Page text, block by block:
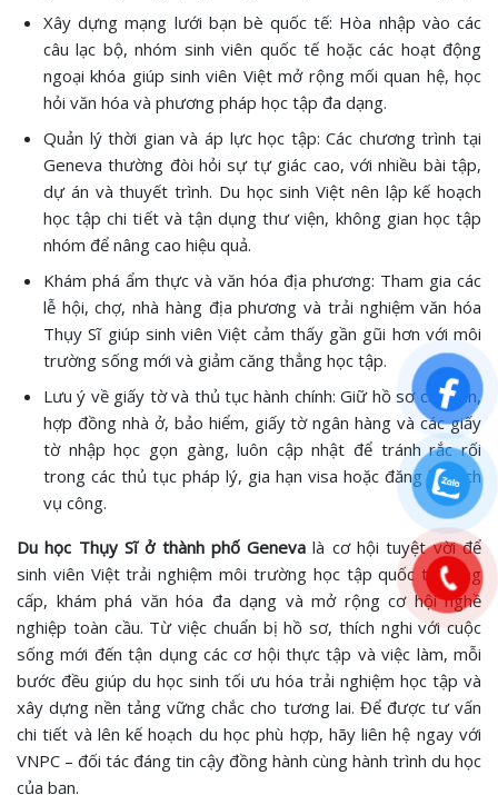
Xây dựng mạng lưới bạn bè quốc tế: Hòa nhập vào các
câu lạc bộ, nhóm sinh viên quốc tế hoặc các hoạt động
ngoại khóa giúp sinh viên Việt mở rộng mối quan hệ, học
hỏi văn hóa và phương pháp học tập đa dạng.
Quản lý thời gian và áp lực học tập: Các chương trình tại
Geneva thường đòi hỏi sự tự giác cao, với nhiều bài tập,
dự án và thuyết trình. Du học sinh Việt nên lập kế hoạch
học tập chi tiết và tận dụng thư viện, không gian học tập
nhóm để nâng cao hiệu quả.
Khám phá ẩm thực và văn hóa địa phương: Tham gia các
lễ hội, chợ, nhà hàng địa phương và trải nghiệm văn hóa
Thụy Sĩ giúp sinh viên Việt cảm thấy gần gũi hơn với môi
trường sống mới và giảm căng thẳng học tập.
Lưu ý về giấy tờ và thủ tục hành chính: Giữ hồ sơ cá nhân,
hợp đồng nhà ở, bảo hiểm, giấy tờ ngân hàng và các giấy
tờ nhập học gọn gàng, luôn cập nhật để tránh rắc rối
trong các thủ tục pháp lý, gia hạn visa hoặc đăng ký dịch
vụ công.
Du học Thụy Sĩ ở thành phố Geneva là cơ hội tuyệt vời để
sinh viên Việt trải nghiệm môi trường học tập quốc tế đẳng
cấp, khám phá văn hóa đa dạng và mở rộng cơ hội nghề
nghiệp toàn cầu. Từ việc chuẩn bị hồ sơ, thích nghi với cuộc
sống mới đến tận dụng các cơ hội thực tập và việc làm, mỗi
bước đều giúp du học sinh tối ưu hóa trải nghiệm học tập và
xây dựng nền tảng vững chắc cho tương lai. Để được tư vấn
chi tiết và lên kế hoạch du học phù hợp, hãy liên hệ ngay với
VNPC – đối tác đáng tin cậy đồng hành cùng hành trình du học
của bạn.